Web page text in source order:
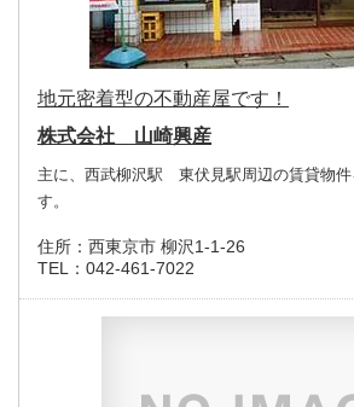
地元密着型の不動産屋です！
株式会社 山崎興産
主に、西武柳沢駅 東伏見駅周辺の賃貸物件
す。
住所： 西東京市 柳沢1-1-26
TEL： 042-461-7022